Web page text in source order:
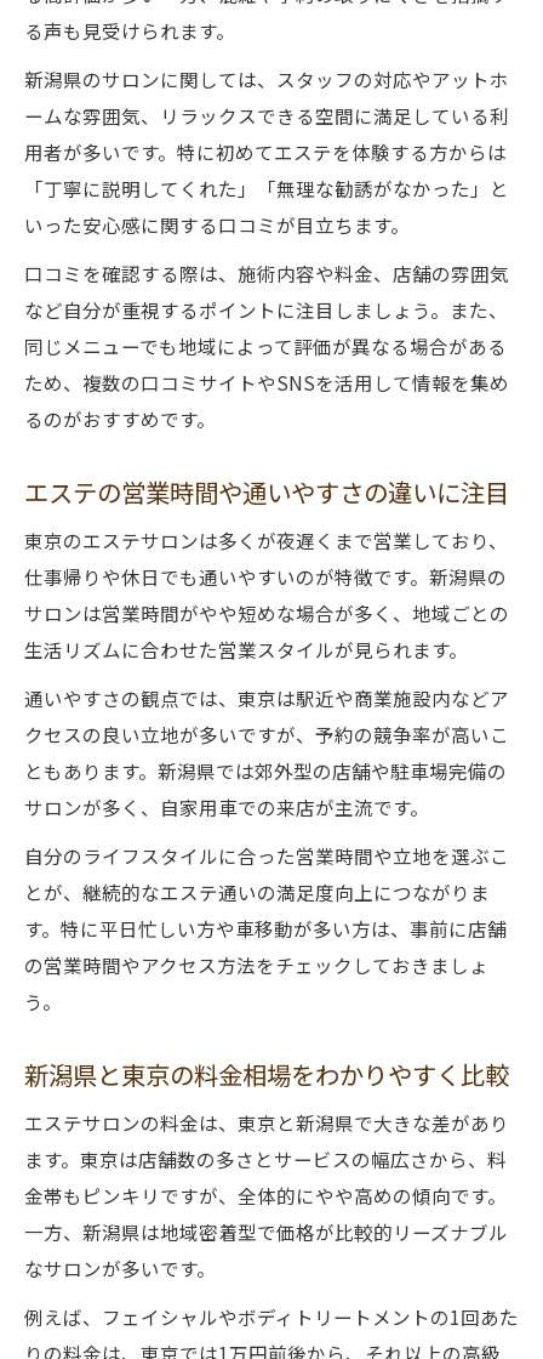
る声も見受けられます。
新潟県のサロンに関しては、スタッフの対応やアットホ
ームな雰囲気、リラックスできる空間に満足している利
用者が多いです。特に初めてエステを体験する方からは
「丁寧に説明してくれた」「無理な勧誘がなかった」と
いった安心感に関する口コミが目立ちます。
口コミを確認する際は、施術内容や料金、店舗の雰囲気
など自分が重視するポイントに注目しましょう。また、
同じメニューでも地域によって評価が異なる場合がある
ため、複数の口コミサイトやSNSを活用して情報を集め
るのがおすすめです。
エステの営業時間や通いやすさの違いに注目
東京のエステサロンは多くが夜遅くまで営業しており、
仕事帰りや休日でも通いやすいのが特徴です。新潟県の
サロンは営業時間がやや短めな場合が多く、地域ごとの
生活リズムに合わせた営業スタイルが見られます。
通いやすさの観点では、東京は駅近や商業施設内などア
クセスの良い立地が多いですが、予約の競争率が高いこ
ともあります。新潟県では郊外型の店舗や駐車場完備の
サロンが多く、自家用車での来店が主流です。
自分のライフスタイルに合った営業時間や立地を選ぶこ
とが、継続的なエステ通いの満足度向上につながりま
す。特に平日忙しい方や車移動が多い方は、事前に店舗
の営業時間やアクセス方法をチェックしておきましょ
う。
新潟県と東京の料金相場をわかりやすく比較
エステサロンの料金は、東京と新潟県で大きな差があり
ます。東京は店舗数の多さとサービスの幅広さから、料
金帯もピンキリですが、全体的にやや高めの傾向です。
一方、新潟県は地域密着型で価格が比較的リーズナブル
なサロンが多いです。
例えば、フェイシャルやボディトリートメントの1回あた
りの料金は、東京では1万円前後から、それ以上の高級